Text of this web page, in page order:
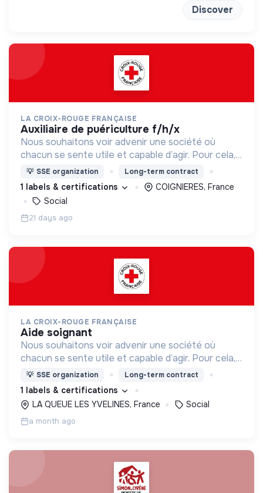
Discover
LA CROIX-ROUGE FRANÇAISE
auxiliaire de puériculture f/h/x
Nous souhaitons voir advenir une société où
chacun se sente utile et capable d’agir. Pour cela,
nous proposons des moyens et des lieux
d’engagement innovants et adaptés à tous.
💡 SSE organization Long-term contract
1 labels & certifications
COIGNIERES, France
Social
21 days ago
LA CROIX-ROUGE FRANÇAISE
aide soignant
Nous souhaitons voir advenir une société où
chacun se sente utile et capable d’agir. Pour cela,
nous proposons des moyens et des lieux
d’engagement innovants et adaptés à tous.
💡 SSE organization Long-term contract
1 labels & certifications
LA QUEUE LES YVELINES, France
Social
a month ago